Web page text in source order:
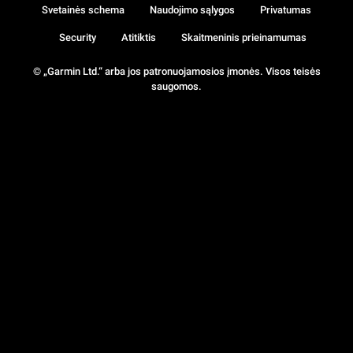
© „Garmin Ltd.“ arba jos patronuojamosios įmonės. Visos teisės
saugomos.
Svetainės schema Naudojimo sąlygos Privatumas
Security Atitiktis Skaitmeninis prieinamumas